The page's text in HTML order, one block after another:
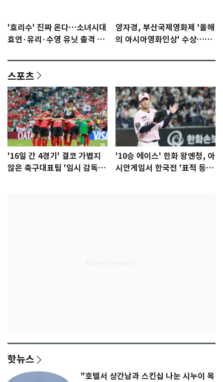
'효리수' 진짜 온다…소녀시대
효연·유리·수영 유닛 출격 [N
양자경, 부산국제영화제 '올해
의 아시아영화인상' 수상…15
스포츠
'16일 간 4경기' 결코 가볍지
않은 축구대표팀 '임시 감독'
'10승 에이스' 한화 왕옌청, 아
시안게임서 한국전 '표적 등
핫뉴스
"호텔서 상간남과 스킨십 나눈 시누이 목